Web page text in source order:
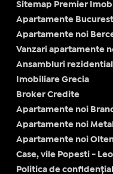
Sitemap Premier
Apartamente
Apartamente noi
Vanzari apartamente
Ansambluri
Imobiliare Grecia
Broker Credite
Apartamente noi
Apartamente noi
Apartamente noi
Case, vile Popesti -
Politica de